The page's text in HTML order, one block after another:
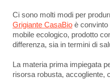
Ci sono molti modi per
Grigiante CasaBio è convinto
mobile ecologico, prodotto
differenza, sia in termini di
La materia prima impiegata
risorsa robusta, accogliente,